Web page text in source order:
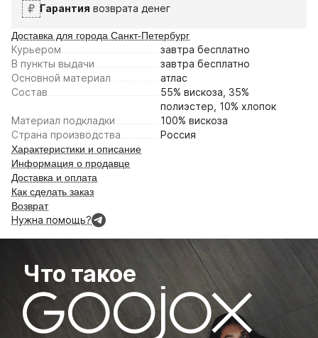
Гарантия возврата денег
Доставка для города Санкт-Петербург
Курьером завтра бесплатно
В пункты выдачи
завтра бесплатно
Основной материал
атлас
Состав
55% вискоза, 35%
полиэстер, 10% хлопок
Материал подкладки
100% вискоза
Страна производства
Россия
Характеристики и описание
Информация о продавце
Доставка и оплата
Как сделать заказ
Возврат
Нужна помощь?
Что такое